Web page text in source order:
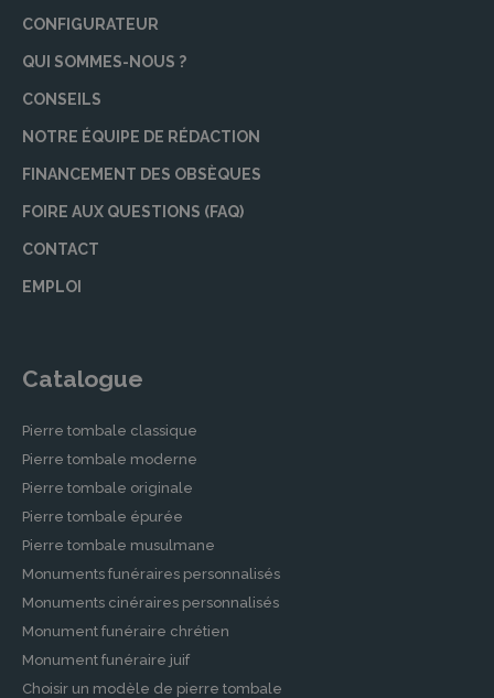
CONFIGURATEUR
QUI SOMMES-NOUS ?
CONSEILS
NOTRE ÉQUIPE DE RÉDACTION
FINANCEMENT DES OBSÈQUES
FOIRE AUX QUESTIONS (FAQ)
CONTACT
EMPLOI
Catalogue
Pierre tombale classique
Pierre tombale moderne
Pierre tombale originale
Pierre tombale épurée
Pierre tombale musulmane
Monuments funéraires personnalisés
Monuments cinéraires personnalisés
Monument funéraire chrétien
Monument funéraire juif
Choisir un modèle de pierre tombale